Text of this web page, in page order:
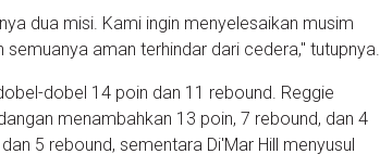
dua misi. Kami ingin menyelesaikan musim
aman terhindar dari cedera," tutupnya.
dobel 14 poin dan 11 rebound. Reggie
menambahkan 13 poin, 7 rebound, dan 4
5 rebound, sementara Di'Mar Hill menyusul